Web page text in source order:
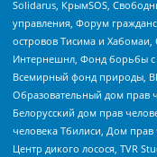
Solidarus, КрымSOS,
управления, Форум
островов Тисима и Хабомаи,
Интернешнл, Фонд борьбы с
Всемирный фонд природы,
Образовательный дом прав
Белорусский дом прав
человека Тбилиси, Дом
Центр дикого лосося, TVR